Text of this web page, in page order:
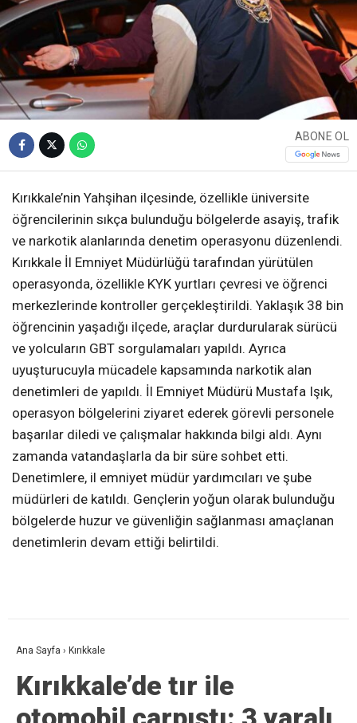
ABONE OL
Kırıkkale’nin Yahşihan ilçesinde, özellikle üniversite
öğrencilerinin sıkça bulunduğu bölgelerde asayiş, trafik
ve narkotik alanlarında denetim operasyonu düzenlendi.
Kırıkkale İl Emniyet Müdürlüğü tarafından yürütülen
operasyonda, özellikle KYK yurtları çevresi ve öğrenci
merkezlerinde kontroller gerçekleştirildi. Yaklaşık 38 bin
öğrencinin yaşadığı ilçede, araçlar durdurularak sürücü
ve yolcuların GBT sorgulamaları yapıldı. Ayrıca
uyuşturucuyla mücadele kapsamında narkotik alan
denetimleri de yapıldı. İl Emniyet Müdürü Mustafa Işık,
operasyon bölgelerini ziyaret ederek görevli personele
başarılar diledi ve çalışmalar hakkında bilgi aldı. Aynı
zamanda vatandaşlarla da bir süre sohbet etti.
Denetimlere, il emniyet müdür yardımcıları ve şube
müdürleri de katıldı. Gençlerin yoğun olarak bulunduğu
bölgelerde huzur ve güvenliğin sağlanması amaçlanan
denetimlerin devam ettiği belirtildi.
Ana Sayfa › Kırıkkale
Kırıkkale’de tır ile